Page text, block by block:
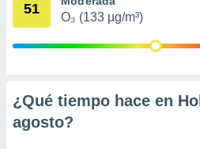
publicidad
51
O₃ (133 µg/m³)
¿Qué tiempo hace en
agosto?